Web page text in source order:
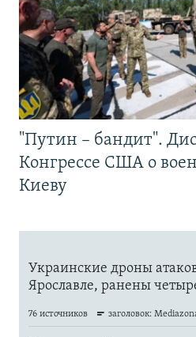
"Путин – бандит".
Конгрессе США о
Киеву